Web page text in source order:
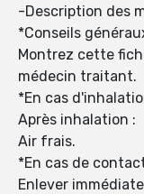
-Description des
*Conseils
Montrez cette
médecin traitant.
*En cas
Après inhalation :
Air frais.
*En cas de
Enlever